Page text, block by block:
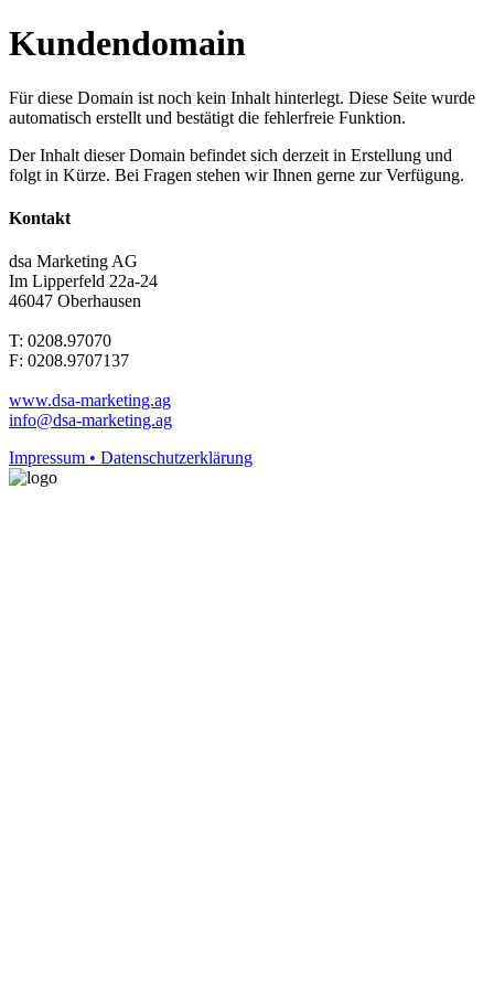
Kundendomain
Für diese Domain ist noch kein Inhalt hinterlegt. Diese Seite wurde
automatisch erstellt und bestätigt die fehlerfreie Funktion.
Der Inhalt dieser Domain befindet sich derzeit in Erstellung und
folgt in Kürze. Bei Fragen stehen wir Ihnen gerne zur Verfügung.
Kontakt
dsa Marketing AG
Im Lipperfeld 22a-24
46047 Oberhausen
T: 0208.97070
F: 0208.9707137
www.dsa-marketing.ag
info@dsa-marketing.ag
Impressum • Datenschutzerklärung